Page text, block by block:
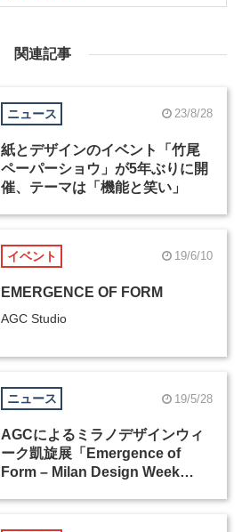
関連記事
ニュース 23/8/28
紙とデザインのイベント「竹尾
ペーパーショウ」が5年ぶりに開
催、テーマは「機能と笑い」
イベント 19/6/10
EMERGENCE OF FORM
AGC Studio
ニュース 19/5/28
AGCによるミラノデザインウィ
ーク凱旋展「Emergence of
Form – Milan Design Week